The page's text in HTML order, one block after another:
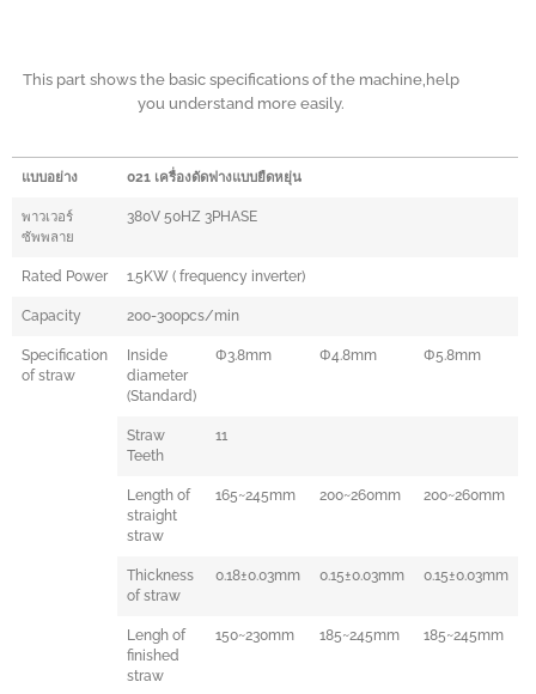
This part shows the basic specifications of the machine,help
you understand more easily.
แบบอย่าง 021 เครื่องดัดฟางแบบยืดหยุ่น
พาวเวอร์
ซัพพลาย
380V 50HZ 3PHASE
Rated Power 1.5KW ( frequency inverter)
Capacity 200-300pcs/min
Specification
of straw
Inside
diameter
(Standard)
Φ3.8mm Φ4.8mm Φ5.8mm
Straw
Teeth
11
Length of
straight
straw
165~245mm 200~260mm 200~260mm
Thickness
of straw
0.18±0.03mm 0.15±0.03mm 0.15±0.03mm
Lengh of
finished
straw
150~230mm 185~245mm 185~245mm